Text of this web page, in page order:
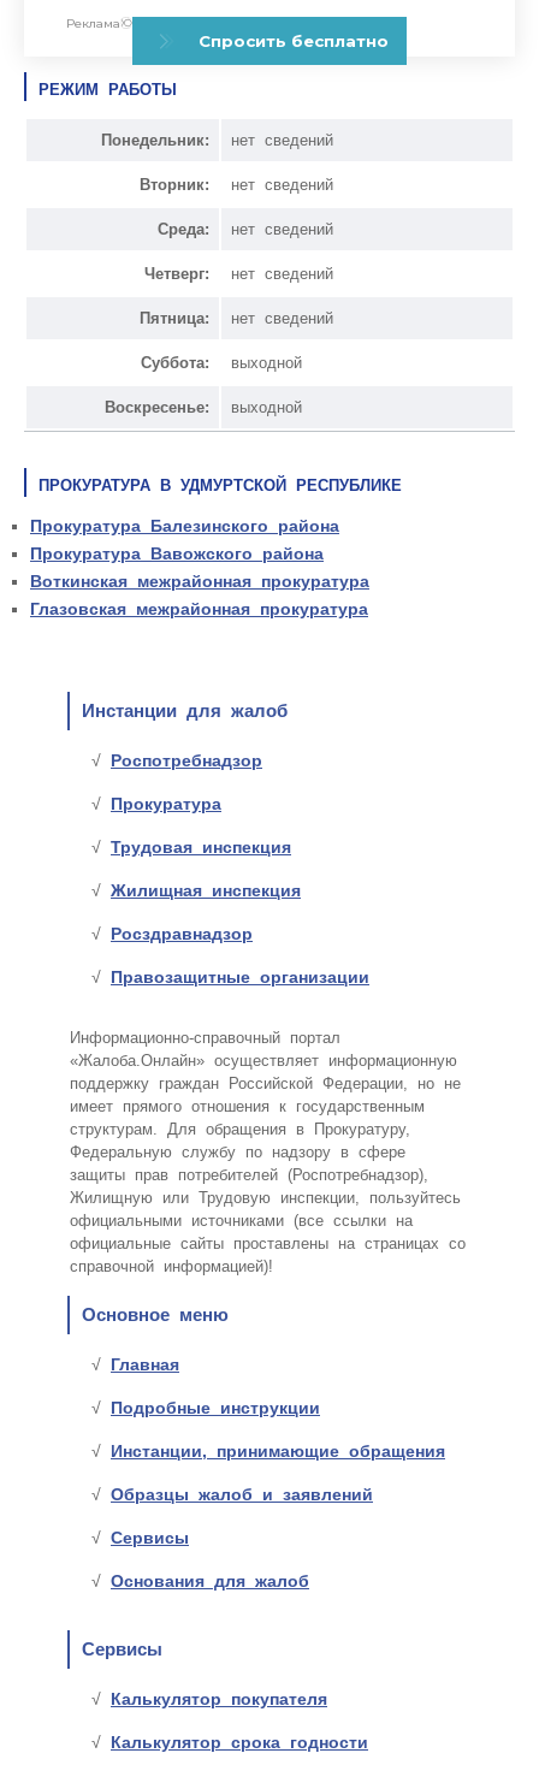
РЕЖИМ РАБОТЫ
Понедельник: нет сведений
Вторник: нет сведений
Среда: нет сведений
Четверг: нет сведений
Пятница: нет сведений
Суббота: выходной
Воскресенье: выходной
ПРОКУРАТУРА В УДМУРТСКОЙ РЕСПУБЛИКЕ
Прокуратура Балезинского района
Прокуратура Вавожского района
Воткинская межрайонная прокуратура
Глазовская межрайонная прокуратура
Инстанции для жалоб
Роспотребнадзор
Прокуратура
Трудовая инспекция
Жилищная инспекция
Росздравнадзор
Правозащитные организации
Информационно-справочный портал
«Жалоба.Онлайн» осуществляет информационную
поддержку граждан Российской Федерации, но не
имеет прямого отношения к государственным
структурам. Для обращения в Прокуратуру,
Федеральную службу по надзору в сфере
защиты прав потребителей (Роспотребнадзор),
Жилищную или Трудовую инспекции, пользуйтесь
официальными источниками (все ссылки на
официальные сайты проставлены на страницах со
справочной информацией)!
Основное меню
Главная
Подробные инструкции
Инстанции, принимающие обращения
Образцы жалоб и заявлений
Сервисы
Основания для жалоб
Сервисы
Калькулятор покупателя
Калькулятор срока годности